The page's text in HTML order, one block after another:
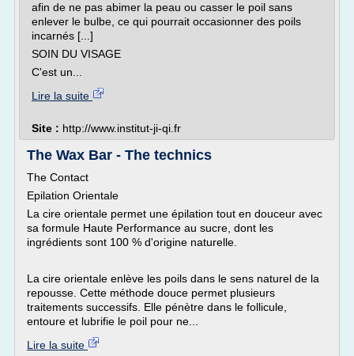
afin de ne pas abimer la peau ou casser le poil sans
enlever le bulbe, ce qui pourrait occasionner des poils
incarnés [...]
SOIN DU VISAGE
C'est un...
Lire la suite
Site : http://www.institut-ji-qi.fr
The Wax Bar - The technics
The Contact
Epilation Orientale
La cire orientale permet une épilation tout en douceur avec
sa formule Haute Performance au sucre, dont les
ingrédients sont 100 % d'origine naturelle.
La cire orientale enlève les poils dans le sens naturel de la
repousse. Cette méthode douce permet plusieurs
traitements successifs. Elle pénètre dans le follicule,
entoure et lubrifie le poil pour ne...
Lire la suite